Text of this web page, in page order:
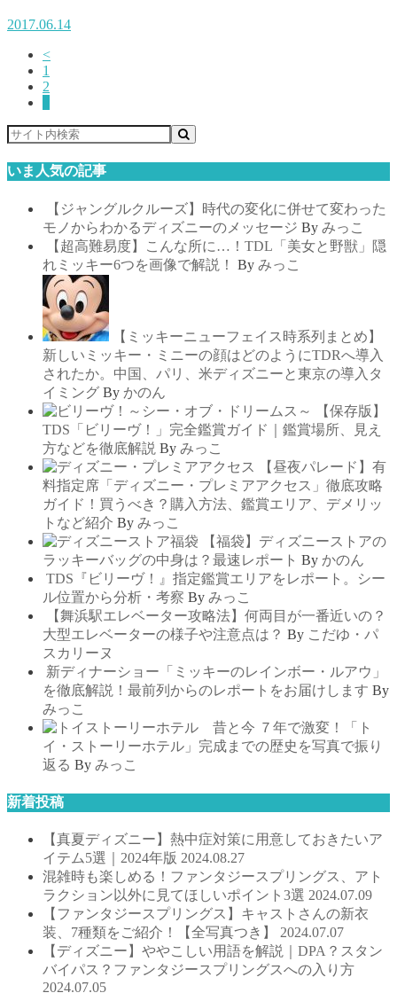
2017.06.14
<
1
2
いま人気の記事
【ジャングルクルーズ】時代の変化に併せて変わった
モノからわかるディズニーのメッセージ By みっこ
【超高難易度】こんな所に…！TDL「美女と野獣」隠
れミッキー6つを画像で解説！
By みっこ
【ミッキーニューフェイス時系列まとめ】
新しいミッキー・ミニーの顔はどのようにTDRへ導入
されたか。中国、パリ、米ディズニーと東京の導入タ
イミング By かのん
【保存版】
TDS「ビリーヴ！」完全鑑賞ガイド｜鑑賞場所、見え
方などを徹底解説 By みっこ
【昼夜パレード】有
料指定席「ディズニー・プレミアアクセス」徹底攻略
ガイド！買うべき？購入方法、鑑賞エリア、デメリッ
トなど紹介 By みっこ
【福袋】ディズニーストアの
ラッキーバッグの中身は？最速レポート By かのん
TDS『ビリーヴ！』指定鑑賞エリアをレポート。シー
ル位置から分析・考察 By みっこ
【舞浜駅エレベーター攻略法】何両目が一番近いの？
大型エレベーターの様子や注意点は？ By こだゆ・パ
スカリーヌ
新ディナーショー「ミッキーのレインボー・ルアウ」
を徹底解説！最前列からのレポートをお届けします By
みっこ
７年で激変！「ト
イ・ストーリーホテル」完成までの歴史を写真で振り
返る By みっこ
新着投稿
【真夏ディズニー】熱中症対策に用意しておきたいア
イテム5選｜2024年版 2024.08.27
混雑時も楽しめる！ファンタジースプリングス、アト
ラクション以外に見てほしいポイント3選 2024.07.09
【ファンタジースプリングス】キャストさんの新衣
装、7種類をご紹介！【全写真つき】 2024.07.07
【ディズニー】ややこしい用語を解説｜DPA？スタン
バイパス？ファンタジースプリングスへの入り方
2024.07.05